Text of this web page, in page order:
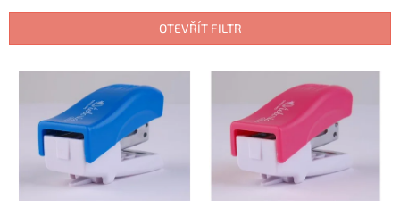
í
OTEVŘÍT FILTR